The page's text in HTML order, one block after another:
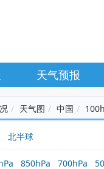
天气预报
天气图 中国
北半球
850hPa 700hPa